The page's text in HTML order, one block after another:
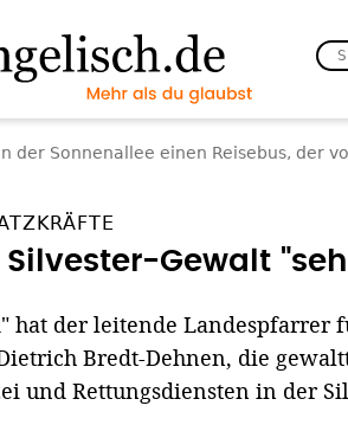
der Sonnenallee einen Reisebus, der
Silvester-Gewalt
hat der leitende Landespfarrer
Bredt-Dehnen, die
und Rettungsdiensten in der